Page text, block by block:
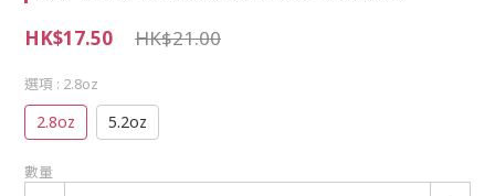
HK$21.00
HK$17.50
選項 : 2.8oz
2.8oz 5.2oz
數量